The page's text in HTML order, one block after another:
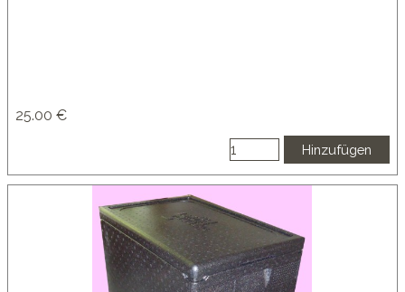
25.00 €
Hinzufügen